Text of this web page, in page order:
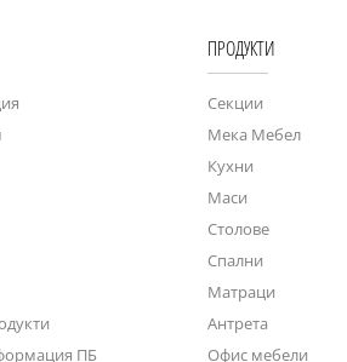
ПБ
ПРОДУКТИ
Секции
Мека Мебел
Кухни
Маси
Столове
Спални
Матраци
Антрета
Офис мебели